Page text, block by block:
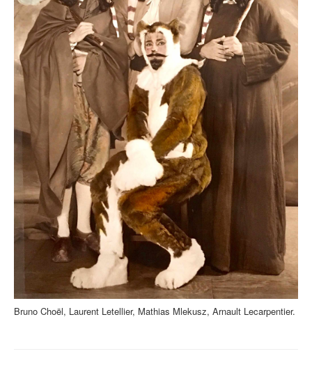
Bruno Choël, Laurent Letellier, Mathias Mlekusz, Arnault Lecarpentier.